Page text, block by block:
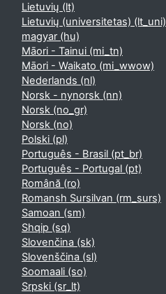
Lietuvių ‎(lt)‎
Lietuvių (universitetas) ‎(lt_uni)‎
magyar ‎(hu)‎
Māori - Tainui ‎(mi_tn)‎
Māori - Waikato ‎(mi_wwow)‎
Nederlands ‎(nl)‎
Norsk - nynorsk ‎(nn)‎
Norsk ‎(no_gr)‎
Norsk ‎(no)‎
Polski ‎(pl)‎
Português - Brasil ‎(pt_br)‎
Português - Portugal ‎(pt)‎
Română ‎(ro)‎
Romansh Sursilvan ‎(rm_surs)‎
Samoan ‎(sm)‎
Shqip ‎(sq)‎
Slovenčina ‎(sk)‎
Slovenščina ‎(sl)‎
Soomaali ‎(so)‎
Srpski ‎(sr_lt)‎